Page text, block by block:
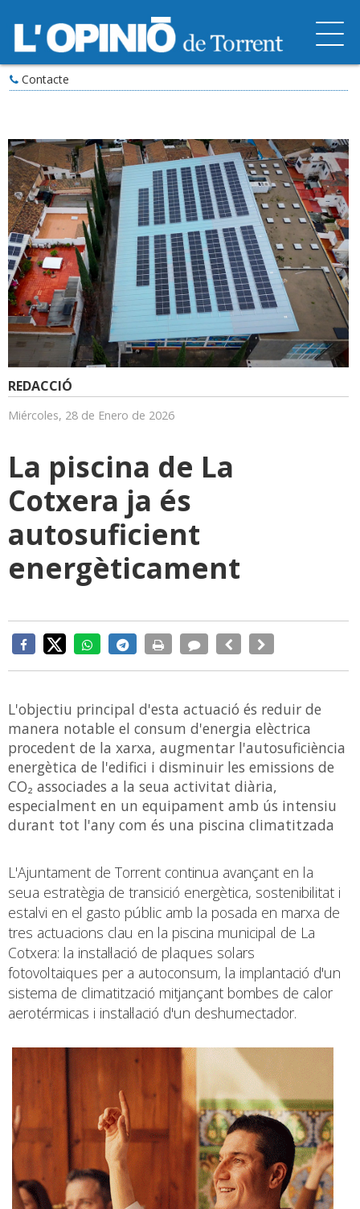
Contacte
REDACCIÓ
Miércoles, 28 de Enero de 2026
La piscina de La
Cotxera ja és
autosuficient
energèticament
L'objectiu principal d'esta actuació és reduir de
manera notable el consum d'energia elèctrica
procedent de la xarxa, augmentar l'autosuficiència
energètica de l'edifici i disminuir les emissions de
CO₂ associades a la seua activitat diària,
especialment en un equipament amb ús intensiu
durant tot l'any com és una piscina climatitzada
L'Ajuntament de Torrent continua avançant en la
seua estratègia de transició energètica, sostenibilitat i
estalvi en el gasto públic amb la posada en marxa de
tres actuacions clau en la piscina municipal de La
Cotxera: la instal·lació de plaques solars
fotovoltaiques per a autoconsum, la implantació d'un
sistema de climatització mitjançant bombes de calor
aerotérmicas i instal·lació d'un deshumectador.